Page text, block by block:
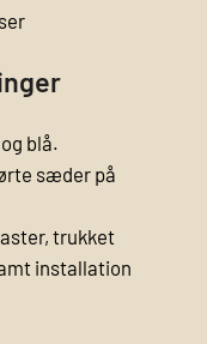
blå.
sæder på
trukket
installation